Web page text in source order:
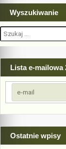
Wyszukiwanie
Szukaj:
Lista e-mailowa
Ostatnie wpisy